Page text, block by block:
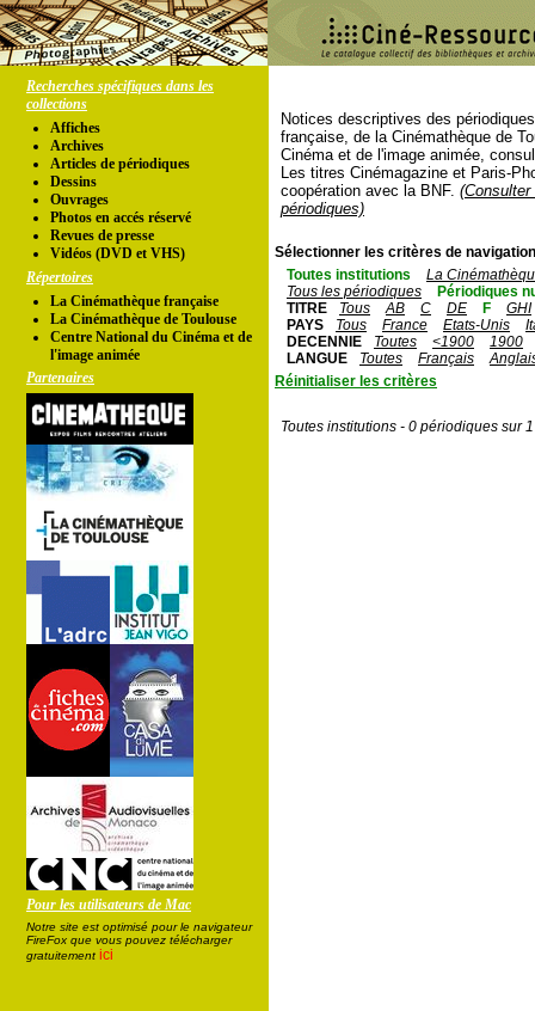
Recherches spécifiques dans les
collections
Affiches
Archives
Articles de périodiques
Dessins
Ouvrages
Photos en accés réservé
Revues de presse
Vidéos (DVD et VHS)
Répertoires
La Cinémathèque française
La Cinémathèque de Toulouse
Centre National du Cinéma et de
l'image animée
Partenaires
Pour les utilisateurs de Mac
Notre site est optimisé pour le navigateur
FireFox que vous pouvez télécharger
gratuitement ici
Notices descriptives des
française, de la Cinémathèque de
Cinéma et de l'image animée,
Les titres Cinémagazine et Paris-
coopération avec la BNF.
périodiques)
Sélectionner les critères de
Toutes institutions
La
Tous les périodiques
Périodiques
TITRE
Tous AB C DE F
GHI
PAYS
Tous France Etats-Unis
DECENNIE
Toutes <1900
1900
LANGUE
Toutes Français
Réinitialiser les critères
Toutes institutions - 0 périodiques sur